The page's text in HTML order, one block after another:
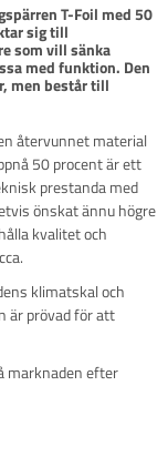
T-Foil med 50
sig till
som vill sänka
med funktion. Den
men består till
återvunnet material
50 procent är ett
prestanda med
önskat ännu högre
kvalitet och
klimatskal och
är prövad för att
marknaden efter